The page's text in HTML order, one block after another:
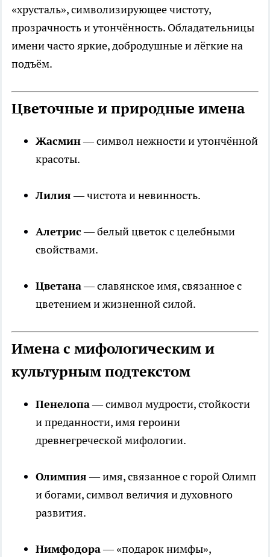
«хрусталь», символизирующее чистоту,
прозрачность и утончённость. Обладательницы
имени часто яркие, добродушные и лёгкие на
подъём.
Цветочные и природные имена
Жасмин— символ нежности и утончённой
красоты.
Лилия— чистота и невинность.
Алетрис— белый цветок с целебными
свойствами.
Цветана— славянское имя, связанное с
цветением и жизненной силой.
Имена с мифологическим и
культурным подтекстом
Пенелопа— символ мудрости, стойкости
и преданности, имя героини
древнегреческой мифологии.
Олимпия— имя, связанное с горой Олимп
и богами, символ величия и духовного
развития.
Нимфодора— «подарок нимфы»,